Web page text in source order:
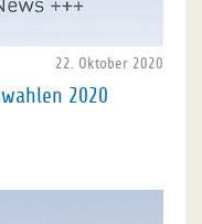
22. Oktober 2020
2020